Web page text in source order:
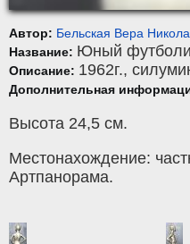
Автор: Бельская Вера
Название: Юный
Описание: 1962г.,
Дополнительная
Высота 24,5 см.
Местонахождение:
Артпанорама.